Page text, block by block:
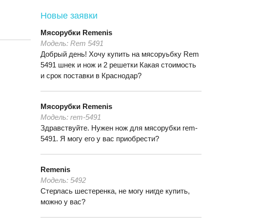
Новые заявки
Мясорубки Remenis
Модель: Rem 5491
Добрый день! Хочу купить на мясоруьбку Rem
5491 шнек и нож и 2 решетки Какая стоимость
и срок поставки в Краснодар?
Мясорубки Remenis
Модель: rem-5491
Здравствуйте. Нужен нож для мясорубки rem-
5491. Я могу его у вас приобрести?
Remenis
Модель: 5492
Стерлась шестеренка, не могу нигде купить,
можно у вас?